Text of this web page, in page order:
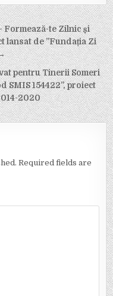
Formează-te Zilnic și
lansat de ”Fundația Zi
pentru Tinerii Someri
SMIS 154422”, proiect
2020
Required fields are